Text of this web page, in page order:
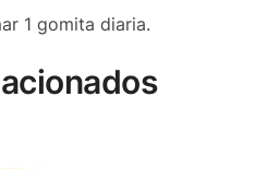
1 gomita diaria.